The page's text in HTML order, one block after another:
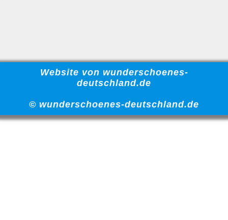
Website von wunderschoenes-
deutschland.de
© wunderschoenes-deutschland.de